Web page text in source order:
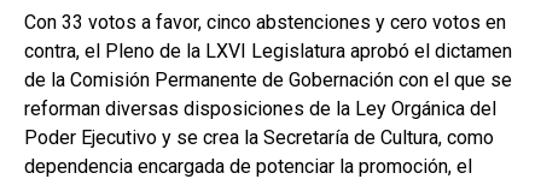
Con 33 votos a favor, cinco abstenciones y cero votos en
contra, el Pleno de la LXVI Legislatura aprobó el dictamen
de la Comisión Permanente de Gobernación con el que se
reforman diversas disposiciones de la Ley Orgánica del
Poder Ejecutivo y se crea la Secretaría de Cultura, como
dependencia encargada de potenciar la promoción, el